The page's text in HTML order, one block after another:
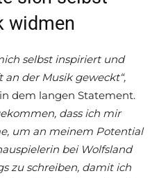
widmen
selbst inspiriert und
der Musik geweckt“,
dem langen Statement.
dass ich mir
um an meinem Potential
bei Wolfsland
zu schreiben, damit ich